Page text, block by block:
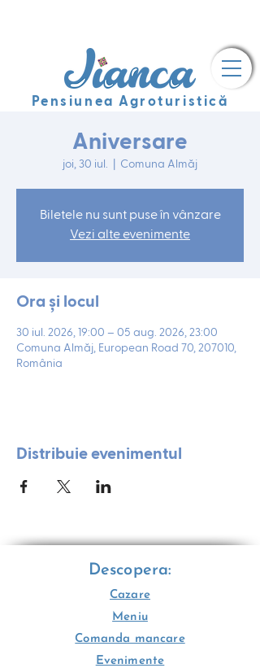
Pensiunea Agroturistică
Aniversare
joi, 30 iul. Comuna Almăj
Biletele nu sunt puse în vânzare
Vezi alte evenimente
Ora și locul
30 iul. 2026, 19:00 – 05 aug. 2026, 23:00
Comuna Almăj, European Road 70, 207010,
România
Distribuie evenimentul
Descopera:
Cazare
Meniu
Comanda mancare
Evenimente